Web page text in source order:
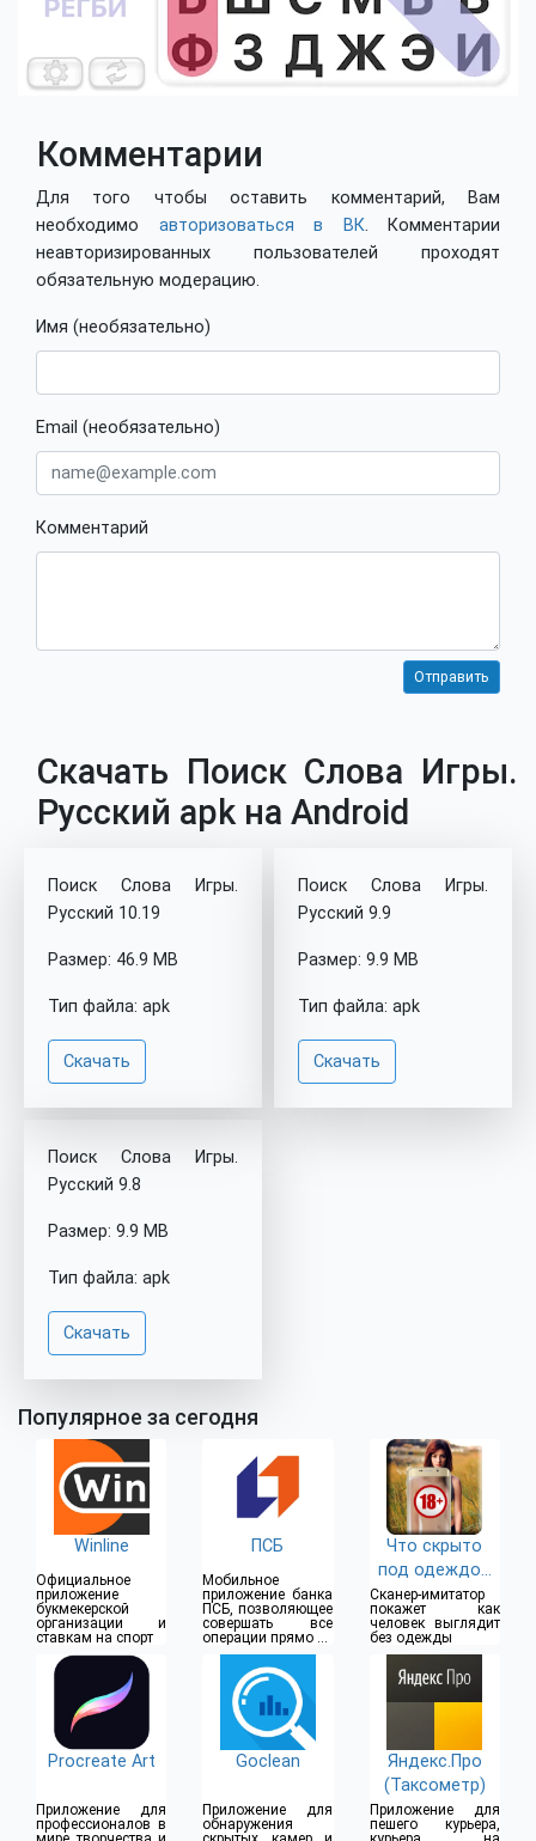
Комментарии
Для того чтобы оставить комментарий, Вам
необходимо авторизоваться в ВК. Комментарии
неавторизированных пользователей проходят
обязательную модерацию.
Имя (необязательно)
Email (необязательно)
Комментарий
Скачать Поиск Слова Игры.
Pусский apk на Android
Поиск Слова Игры.
Pусский 10.19
Размер: 46.9 MB
Тип файла: apk
Скачать
Поиск Слова Игры.
Pусский 9.9
Размер: 9.9 MB
Тип файла: apk
Скачать
Поиск Слова Игры.
Pусский 9.8
Размер: 9.9 MB
Тип файла: apk
Скачать
Популярное за сегодня
Winline
Официальное
приложение
букмекерской
организации и
ставкам на спорт
ПСБ
Мобильное
приложение банка
ПСБ, позволяющее
совершать все
операции прямо из
дома
Что скрыто
под одеждой
(18+)
Сканер-имитатор
покажет как
человек выглядит
без одежды
Procreate Art
Приложение для
профессионалов в
Goclean
Приложение для
обнаружения
Яндекс.Про
(Таксометр)
Приложение для
пешего курьера,